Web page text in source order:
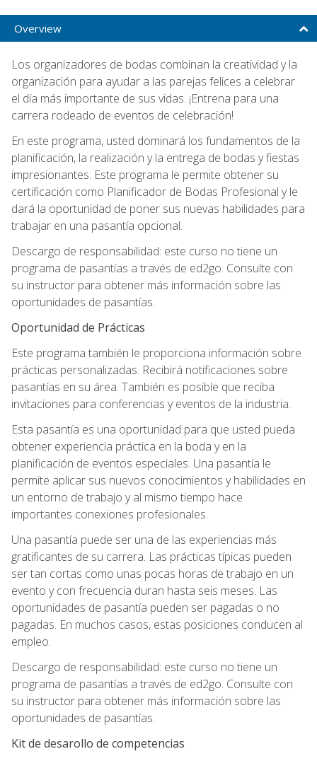
Overview
Los organizadores de bodas combinan la creatividad y la
organización para ayudar a las parejas felices a celebrar
el día más importante de sus vidas. ¡Entrena para una
carrera rodeado de eventos de celebración!
En este programa, usted dominará los fundamentos de la
planificación, la realización y la entrega de bodas y fiestas
impresionantes. Este programa le permite obtener su
certificación como Planificador de Bodas Profesional y le
dará la oportunidad de poner sus nuevas habilidades para
trabajar en una pasantía opcional.
Descargo de responsabilidad: este curso no tiene un
programa de pasantías a través de ed2go. Consulte con
su instructor para obtener más información sobre las
oportunidades de pasantías.
Oportunidad de Prácticas
Este programa también le proporciona información sobre
prácticas personalizadas. Recibirá notificaciones sobre
pasantías en su área. También es posible que reciba
invitaciones para conferencias y eventos de la industria.
Esta pasantía es una oportunidad para que usted pueda
obtener experiencia práctica en la boda y en la
planificación de eventos especiales. Una pasantía le
permite aplicar sus nuevos conocimientos y habilidades en
un entorno de trabajo y al mismo tiempo hace
importantes conexiones profesionales.
Una pasantía puede ser una de las experiencias más
gratificantes de su carrera. Las prácticas típicas pueden
ser tan cortas como unas pocas horas de trabajo en un
evento y con frecuencia duran hasta seis meses. Las
oportunidades de pasantía pueden ser pagadas o no
pagadas. En muchos casos, estas posiciones conducen al
empleo.
Descargo de responsabilidad: este curso no tiene un
programa de pasantías a través de ed2go. Consulte con
su instructor para obtener más información sobre las
oportunidades de pasantías.
Kit de desarollo de competencias